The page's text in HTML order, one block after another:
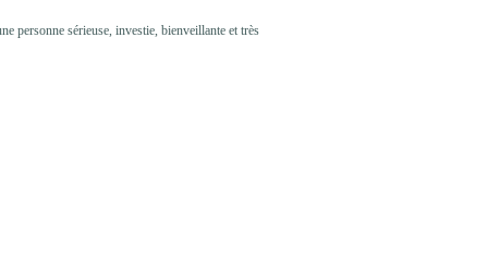
personne sérieuse, investie, bienveillante et très